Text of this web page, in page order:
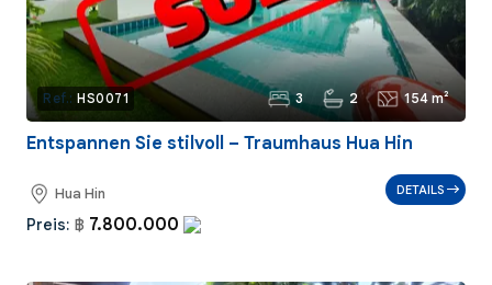
Ref.: HS0071 3 2 154 m²
Entspannen Sie stilvoll – Traumhaus Hua Hin
Hua Hin
Preis: ฿ 7.800.000
DETAILS